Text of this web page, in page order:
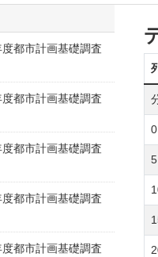
度都市計画基礎調査
度都市計画基礎調査
度都市計画基礎調査
度都市計画基礎調査
度都市計画基礎調査